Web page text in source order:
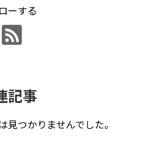
ーする
記事
見つかりませんでした。